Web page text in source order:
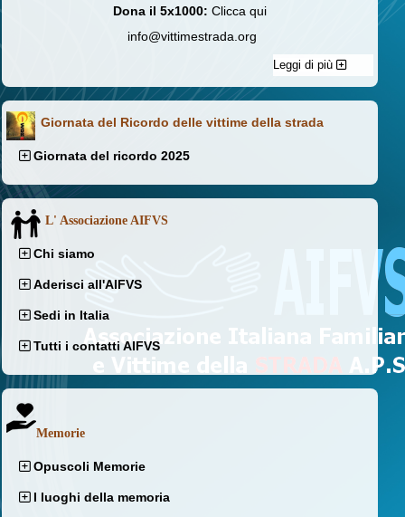
Dona il 5x1000: Clicca qui
info@vittimestrada.org
Leggi di più
Giornata del Ricordo delle vittime della strada
Giornata del ricordo 2025
L' Associazione AIFVS
Chi siamo
Aderisci all'AIFVS
Sedi in Italia
Tutti i contatti AIFVS
Memorie
Opuscoli Memorie
I luoghi della memoria